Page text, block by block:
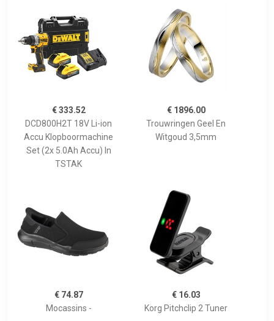
€ 333.52
DCD800H2T 18V Li-ion
Accu Klopboormachine
Set (2x 5.0Ah Accu) In
TSTAK
€ 1896.00
Trouwringen Geel En
Witgoud 3,5mm
€ 74.87
Mocassins -
€ 16.03
Korg Pitchclip 2 Tuner